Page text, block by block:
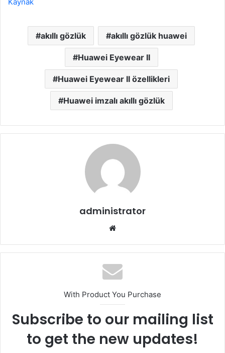
akıllı gözlük akıllı gözlük huawei
Huawei Eyewear II
Huawei Eyewear II özellikleri
Huawei imzalı akıllı gözlük
administrator
With Product You Purchase
Subscribe to our mailing list
to get the new updates!